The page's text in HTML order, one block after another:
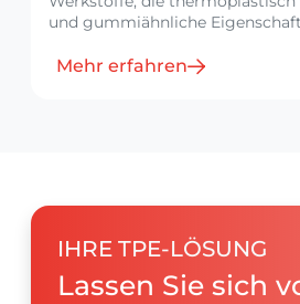
und gummiähnliche
Mehr erfahren
IHRE TPE-LÖSUNG
Lassen Sie sich